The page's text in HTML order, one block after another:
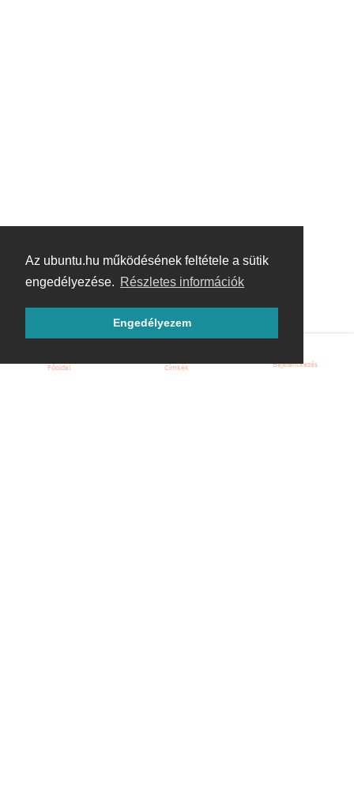
Az ubuntu.hu működésének feltétele a sütik
engedélyezése. Részletes információk
Engedélyezem
Főoldal Címkék Bejelentkezés